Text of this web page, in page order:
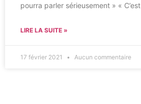
pourra parler sérieusement » « C’est
LIRE LA SUITE »
17 février 2021 Aucun commentaire